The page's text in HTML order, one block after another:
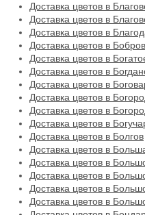
Доставка цветов в
Доставка цветов в
Доставка цветов в
Доставка цветов в
Доставка цветов в
Доставка цветов в
Доставка цветов в
Доставка цветов в
Доставка цветов в
Доставка цветов в
Доставка цветов в Болгов
Доставка цветов в
Доставка цветов в
Доставка цветов в
Доставка цветов в
Доставка цветов в